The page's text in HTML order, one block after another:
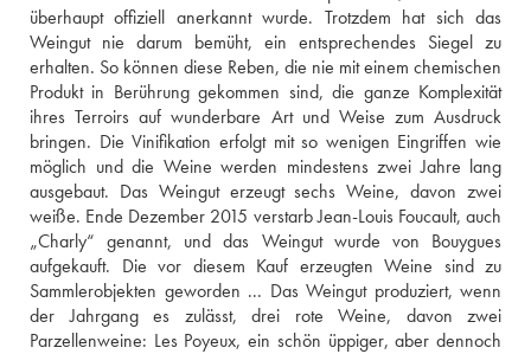
überhaupt offiziell anerkannt wurde. Trotzdem hat sich das
Weingut nie darum bemüht, ein entsprechendes Siegel zu
erhalten. So können diese Reben, die nie mit einem chemischen
Produkt in Berührung gekommen sind, die ganze Komplexität
ihres Terroirs auf wunderbare Art und Weise zum Ausdruck
bringen. Die Vinifikation erfolgt mit so wenigen Eingriffen wie
möglich und die Weine werden mindestens zwei Jahre lang
ausgebaut. Das Weingut erzeugt sechs Weine, davon zwei
weiße. Ende Dezember 2015 verstarb Jean-Louis Foucault, auch
„Charly“ genannt, und das Weingut wurde von Bouygues
aufgekauft. Die vor diesem Kauf erzeugten Weine sind zu
Sammlerobjekten geworden ... Das Weingut produziert, wenn
der Jahrgang es zulässt, drei rote Weine, davon zwei
Parzellenweine: Les Poyeux, ein schön üppiger, aber dennoch